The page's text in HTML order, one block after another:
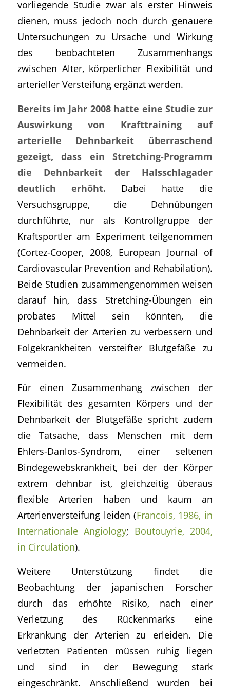
vorliegende Studie zwar als erster Hinweis
dienen, muss jedoch noch durch genauere
Untersuchungen zu Ursache und Wirkung
des beobachteten Zusammenhangs
zwischen Alter, körperlicher Flexibilität und
arterieller Versteifung ergänzt werden.
Bereits im Jahr 2008 hatte eine Studie zur
Auswirkung von Krafttraining auf
arterielle Dehnbarkeit überraschend
gezeigt, dass ein Stretching-Programm
die Dehnbarkeit der Halsschlagader
deutlich erhöht. Dabei hatte die
Versuchsgruppe, die Dehnübungen
durchführte, nur als Kontrollgruppe der
Kraftsportler am Experiment teilgenommen
(Cortez-Cooper, 2008, European Journal of
Cardiovascular Prevention and Rehabilation).
Beide Studien zusammengenommen weisen
darauf hin, dass Stretching-Übungen ein
probates Mittel sein könnten, die
Dehnbarkeit der Arterien zu verbessern und
Folgekrankheiten versteifter Blutgefäße zu
vermeiden.
Für einen Zusammenhang zwischen der
Flexibilität des gesamten Körpers und der
Dehnbarkeit der Blutgefäße spricht zudem
die Tatsache, dass Menschen mit dem
Ehlers-Danlos-Syndrom, einer seltenen
Bindegewebskrankheit, bei der der Körper
extrem dehnbar ist, gleichzeitig überaus
flexible Arterien haben und kaum an
Arterienversteifung leiden (Francois, 1986, in
Internationale Angiology; Boutouyrie, 2004,
in Circulation).
Weitere Unterstützung findet die
Beobachtung der japanischen Forscher
durch das erhöhte Risiko, nach einer
Verletzung des Rückenmarks eine
Erkrankung der Arterien zu erleiden. Die
verletzten Patienten müssen ruhig liegen
und sind in der Bewegung stark
eingeschränkt. Anschließend wurden bei